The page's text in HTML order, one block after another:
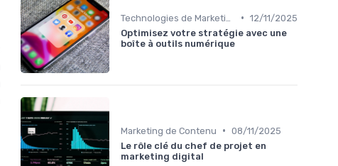
• 12/11/2025
Optimisez votre stratégie avec une
boîte à outils numérique
Marketing de Contenu • 08/11/2025
Le rôle clé du chef de projet en
marketing digital